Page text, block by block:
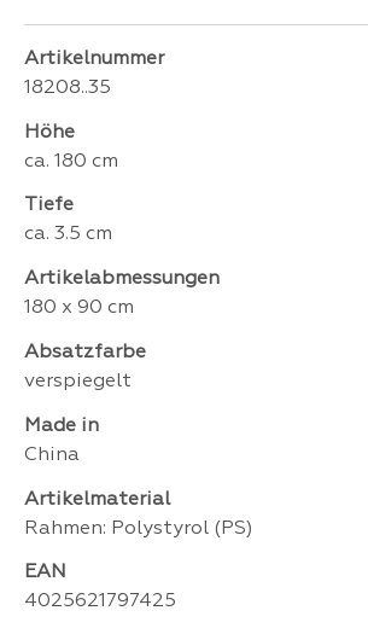
Artikelnummer
18208..35
Höhe
ca. 180 cm
Tiefe
ca. 3.5 cm
Artikelabmessungen
180 x 90 cm
Absatzfarbe
verspiegelt
Made in
China
Artikelmaterial
Rahmen: Polystyrol (PS)
EAN
4025621797425